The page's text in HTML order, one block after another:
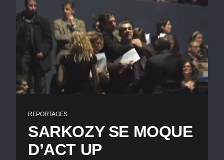
REPORTAGES
SARKOZY SE MOQUE
D’ACT UP